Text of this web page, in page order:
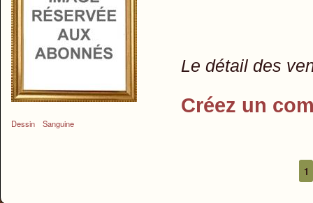
Dessin Sanguine
Le détail des
Créez un
1